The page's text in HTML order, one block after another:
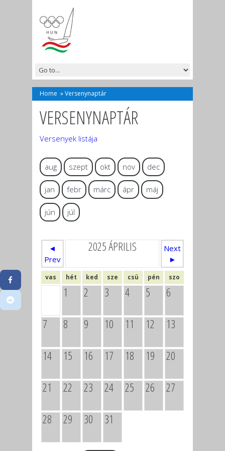
Home »Versenynaptár
VERSENYNAPTÁR
Versenyek listája
aug szept okt nov dec
jan febr márc ápr máj
jún júl
◄
Prev
2025 ÁPRILIS
Next
►
vas hét ked sze csü pén szo
1 2 3 4 5 6
7 8 9 10 11 12 13
14 15 16 17 18 19 20
21 22 23 24 25 26 27
28 29 30 31